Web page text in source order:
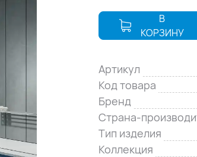
В
КОРЗИНУ
Артикул
Код товара
Бренд
Страна-
Тип изделия
Коллекция